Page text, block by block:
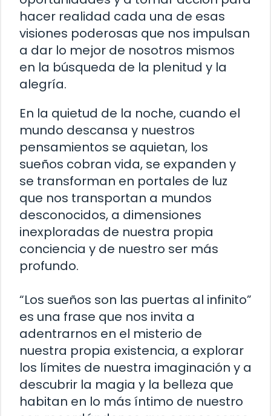
hacer realidad cada una de esas
visiones poderosas que nos impulsan
a dar lo mejor de nosotros mismos
en la búsqueda de la plenitud y la
alegría.
En la quietud de la noche, cuando el
mundo descansa y nuestros
pensamientos se aquietan, los
sueños cobran vida, se expanden y
se transforman en portales de luz
que nos transportan a mundos
desconocidos, a dimensiones
inexploradas de nuestra propia
conciencia y de nuestro ser más
profundo.
“Los sueños son las puertas al infinito”
es una frase que nos invita a
adentrarnos en el misterio de
nuestra propia existencia, a explorar
los límites de nuestra imaginación y a
descubrir la magia y la belleza que
habitan en lo más íntimo de nuestro